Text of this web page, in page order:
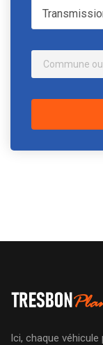
Transmission
Ici, chaque